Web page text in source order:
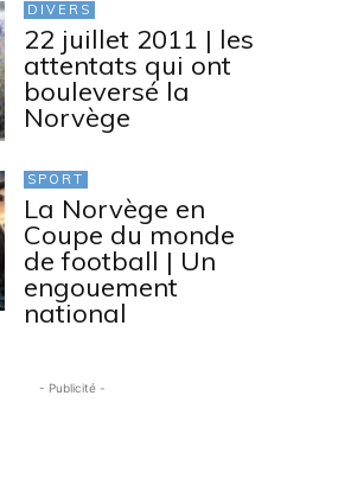
DIVERS
22 juillet 2011 | les
attentats qui ont
bouleversé la
Norvège
SPORT
La Norvège en
Coupe du monde
de football | Un
engouement
national
- Publicité -